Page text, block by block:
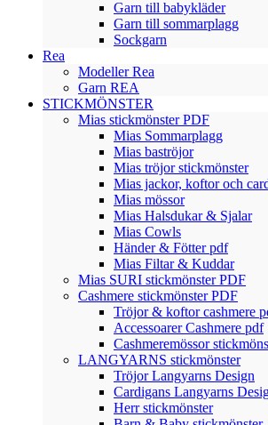
Garn till babykläder
Garn till sommarplagg
Sockgarn
Rea
Modeller Rea
Garn REA
STICKMÖNSTER
Mias stickmönster PDF
Mias Sommarplagg
Mias baströjor
Mias tröjor stickmönster
Mias jackor, koftor och
Mias mössor
Mias Halsdukar & Sjalar
Mias Cowls
Händer & Fötter pdf
Mias Filtar & Kuddar
Mias SURI stickmönster PDF
Cashmere stickmönster PDF
Tröjor & koftor cashmere
Accessoarer Cashmere pdf
Cashmeremössor
LANGYARNS stickmönster
Tröjor Langyarns Design
Cardigans Langyarns
Herr stickmönster